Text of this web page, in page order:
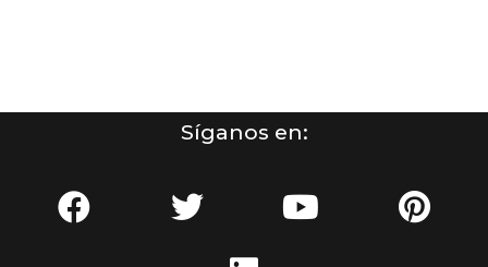
Síganos en: